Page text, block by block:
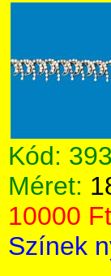
Kód:
Méret:
10000 Ft
Színek